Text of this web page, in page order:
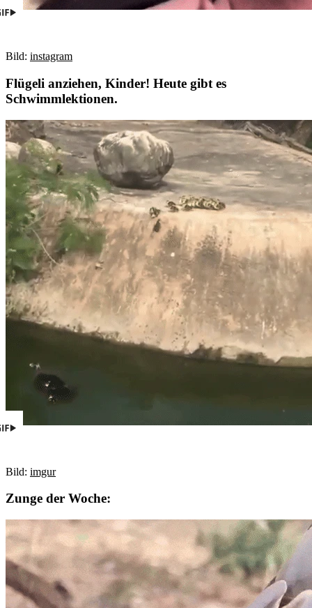
Bild: instagram
Flügeli anziehen, Kinder! Heute gibt es
Schwimmlektionen.
Bild: imgur
Zunge der Woche: